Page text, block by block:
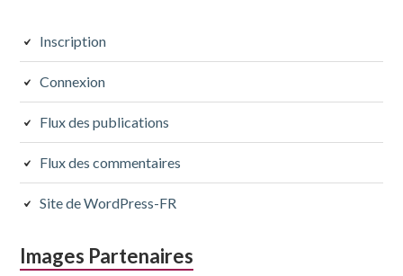
subsidiaire
Inscription
Connexion
Flux des publications
Flux des commentaires
Site de WordPress-FR
Images Partenaires